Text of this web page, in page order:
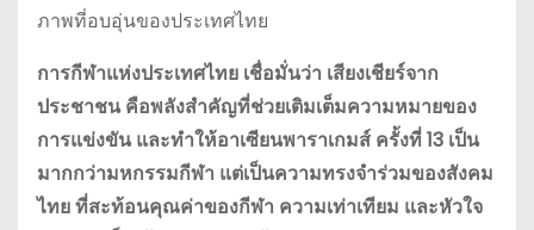
ภาพที่อบอุ่นของประเทศไทย
การกีฬาแห่งประเทศไทย เชื่อมั่นว่า เสียงเชียร์จาก
ประชาชน คือพลังสำคัญที่ช่วยเติมเต็มความหมายของ
การแข่งขัน และทำให้อาเซียนพาราเกมส์ ครั้งที่ 13 เป็น
มากกว่ามหกรรมกีฬา แต่เป็นความทรงจำร่วมของสังคม
ไทย ที่สะท้อนคุณค่าของกีฬา ความเท่าเทียม และหัวใจ